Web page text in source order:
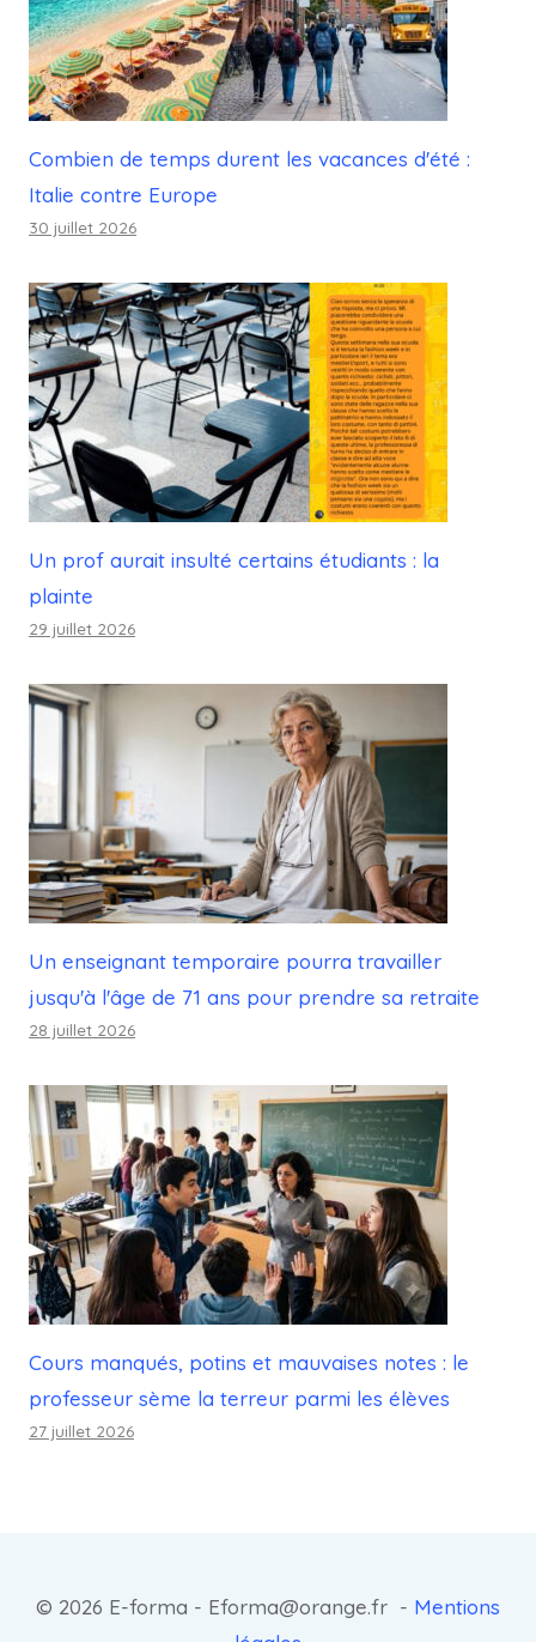
Combien de temps durent les vacances d'été :
Italie contre Europe
30 juillet 2026
Un prof aurait insulté certains étudiants : la
plainte
29 juillet 2026
Un enseignant temporaire pourra travailler
jusqu'à l'âge de 71 ans pour prendre sa retraite
28 juillet 2026
Cours manqués, potins et mauvaises notes : le
professeur sème la terreur parmi les élèves
27 juillet 2026
© 2026 E-forma - Eforma@orange.fr - Mentions